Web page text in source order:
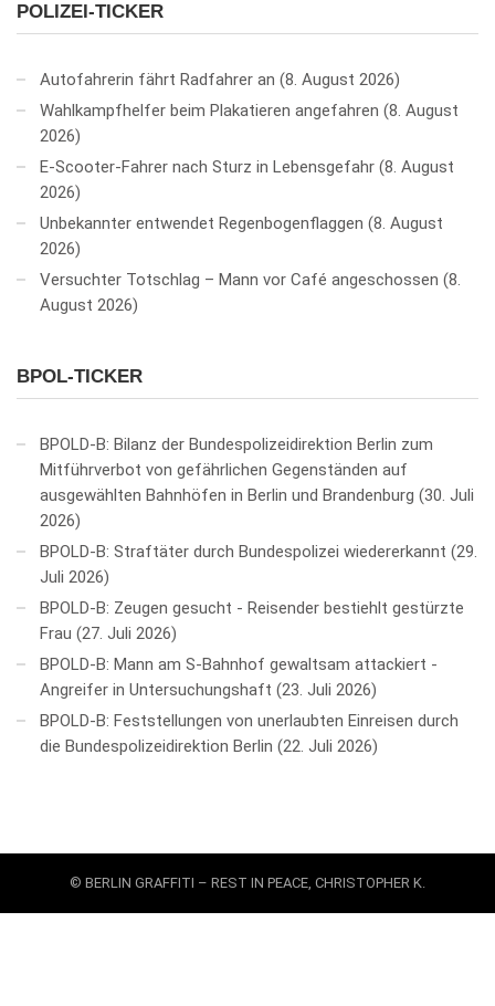
POLIZEI-TICKER
Autofahrerin fährt Radfahrer an 8. August 2026
Wahlkampfhelfer beim Plakatieren angefahren 8. August
2026
E-Scooter-Fahrer nach Sturz in Lebensgefahr 8. August
2026
Unbekannter entwendet Regenbogenflaggen 8. August
2026
Versuchter Totschlag – Mann vor Café angeschossen 8.
August 2026
BPOL-TICKER
BPOLD-B: Bilanz der Bundespolizeidirektion Berlin zum
Mitführverbot von gefährlichen Gegenständen auf
ausgewählten Bahnhöfen in Berlin und Brandenburg 30. Juli
2026
BPOLD-B: Straftäter durch Bundespolizei wiedererkannt 29.
Juli 2026
BPOLD-B: Zeugen gesucht - Reisender bestiehlt gestürzte
Frau 27. Juli 2026
BPOLD-B: Mann am S-Bahnhof gewaltsam attackiert -
Angreifer in Untersuchungshaft 23. Juli 2026
BPOLD-B: Feststellungen von unerlaubten Einreisen durch
die Bundespolizeidirektion Berlin 22. Juli 2026
© BERLIN GRAFFITI – REST IN PEACE, CHRISTOPHER K.